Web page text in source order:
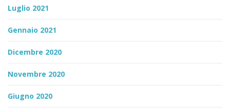
Luglio 2021
Gennaio 2021
Dicembre 2020
Novembre 2020
Giugno 2020